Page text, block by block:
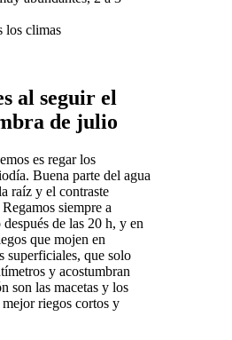
los climas
al seguir el
de julio
es regar los
Buena parte del agua
raíz y el contraste
siempre a
de las 20 h, y en
que mojen en
superficiales, que solo
y acostumbran
son las macetas y los
riegos cortos y